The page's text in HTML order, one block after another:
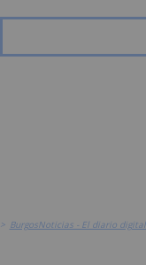
> BurgosNoticias - El diario